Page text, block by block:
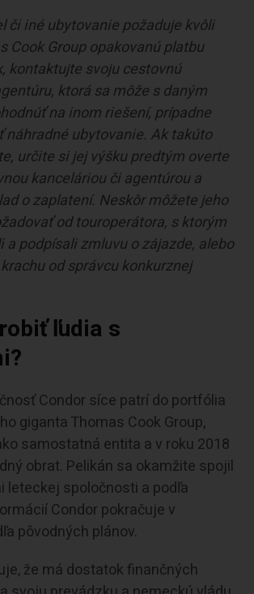
či iné ubytovanie požaduje kvôli
Cook Group opakovanú platbu
kontaktujte svoju cestovnú
ktorá sa môže s daným
na inom riešení, prípadne
náhradné ubytovanie. Ak takúto
určite si jej výšku predtým overte
kanceláriou či agentúrou a
o zaplatení. Neskôr môžete jeho
od touroperátora, s ktorým
a podpísali zmluvu o zájazde, alebo
od správcu konkurznej
ľudia s
Condor síce patrí do portfólia
giganta Thomas Cook Group,
samostatná entita a v roku 2018
obrat. Pelikán sa okamžite spojil
leteckej spoločnosti a podľa
Condor pokračuje v
pôvodných plánov.
že má dostatok finančných